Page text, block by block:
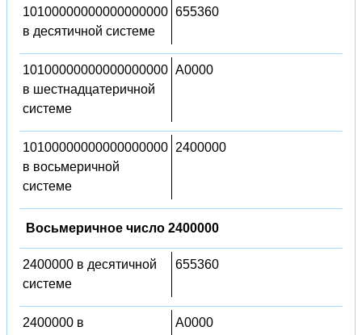
10100000000000000000
в десятичной системе
655360
10100000000000000000
в шестнадцатеричной
системе
A0000
10100000000000000000
в восьмеричной
системе
2400000
Восьмеричное число 2400000
2400000 в десятичной
системе
655360
2400000 в
A0000